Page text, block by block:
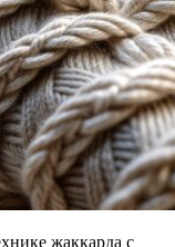
жаккарда с